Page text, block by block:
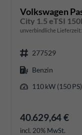
Volkswagen
City 1.5 eTSI
unverbindliche Lieferzeit:
277529
Benzin
110 kW (150 PS)
40.629,64 €
incl. 20% MwSt.